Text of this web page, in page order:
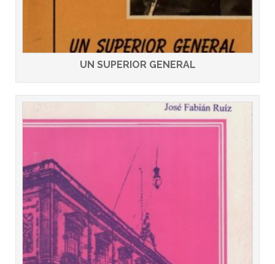
UN SUPERIOR GENERAL